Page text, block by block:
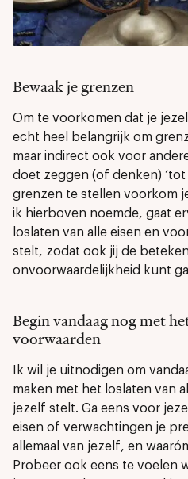
Bewaak je grenzen
Om te voorkomen dat je
echt heel belangrijk om
maar indirect ook voor
doet zeggen (of denken) ‘tot
grenzen te stellen voorkom
ik hierboven noemde, gaat
loslaten van alle eisen en
stelt, zodat ook jij de
onvoorwaardelijkheid kunt
Begin vandaag nog met
voorwaarden
Ik wil je uitnodigen om
maken met het loslaten van
jezelf stelt. Ga eens voor
eisen of verwachtingen je
allemaal van jezelf, en
Probeer ook eens te voelen